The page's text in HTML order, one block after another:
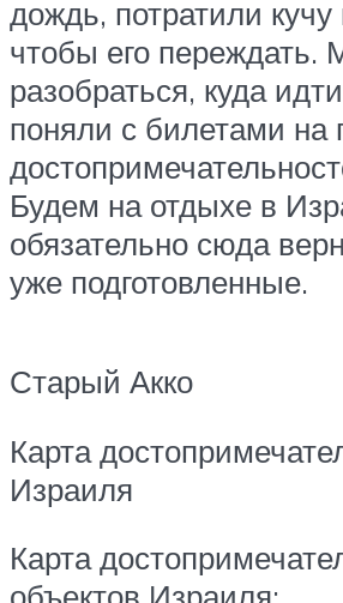
дождь, потратили
чтобы его переждать.
разобраться, куда
поняли с билетами на
Будем на отдыхе в
обязательно сюда
уже подготовленные.
Старый Акко
Карта
Израиля
Карта